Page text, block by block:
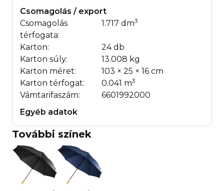
Csomagolás / export
Csomagolás
térfogata:
1.717 dm3
Karton:
24 db
Karton súly:
13.008 kg
Karton méret:
103 × 25 × 16 cm
Karton térfogat:
0.041 m3
Vámtarifaszám:
6601992000
Egyéb adatok
További színek